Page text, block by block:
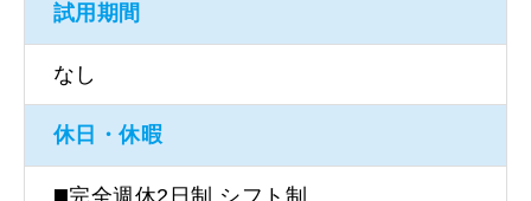
試用期間
なし
休日・休暇
◼️完全週休2日制 シフト制